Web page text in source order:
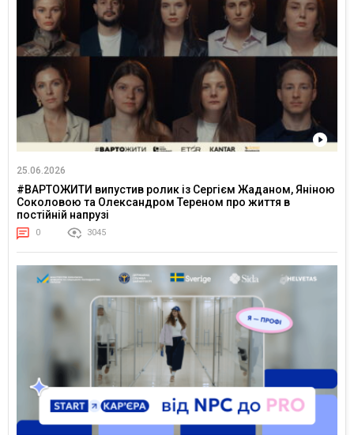
25.06.2026
#ВАРТОЖИТИ випустив ролик із Сергієм Жаданом, Яніною
Соколовою та Олександром Тереном про життя в
постійній напрузі
0 3045